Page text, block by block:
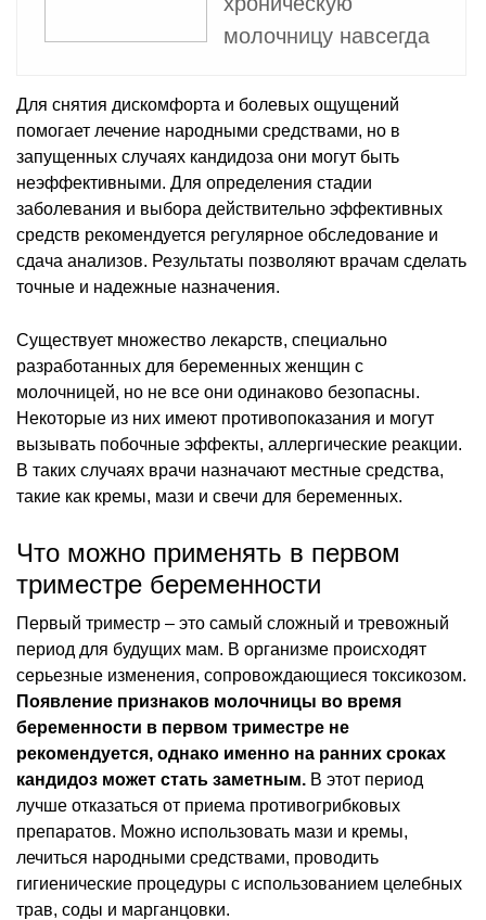
молочницу навсегда
Для снятия дискомфорта и болевых ощущений
помогает лечение народными средствами, но в
запущенных случаях кандидоза они могут быть
неэффективными. Для определения стадии
заболевания и выбора действительно эффективных
средств рекомендуется регулярное обследование и
сдача анализов. Результаты позволяют врачам сделать
точные и надежные назначения.
Существует множество лекарств, специально
разработанных для беременных женщин с
молочницей, но не все они одинаково безопасны.
Некоторые из них имеют противопоказания и могут
вызывать побочные эффекты, аллергические реакции.
В таких случаях врачи назначают местные средства,
такие как кремы, мази и свечи для беременных.
Что можно применять в первом
триместре беременности
Первый триместр – это самый сложный и тревожный
период для будущих мам. В организме происходят
серьезные изменения, сопровождающиеся токсикозом.
Появление признаков молочницы во время
беременности в первом триместре не
рекомендуется, однако именно на ранних сроках
кандидоз может стать заметным. В этот период
лучше отказаться от приема противогрибковых
препаратов. Можно использовать мази и кремы,
лечиться народными средствами, проводить
гигиенические процедуры с использованием целебных
трав, соды и марганцовки.